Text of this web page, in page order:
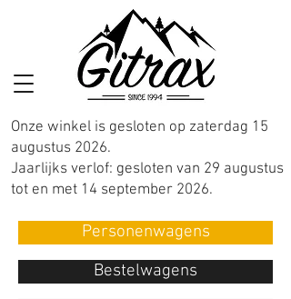
Onze winkel is gesloten op zaterdag 15
augustus 2026.
Jaarlijks verlof: gesloten van 29 augustus
tot en met 14 september 2026.
Personenwagens
Bestelwagens